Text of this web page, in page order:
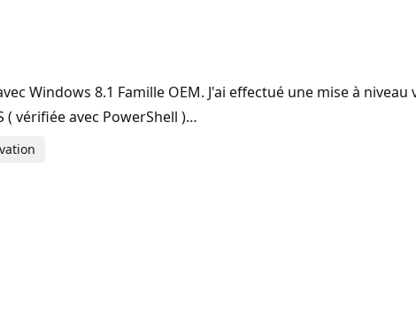
Windows 8.1 Famille OEM. J'ai effectué une mise à
vérifiée avec PowerShell )…